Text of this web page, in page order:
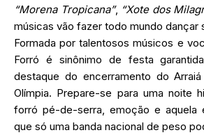
“Morena Tropicana”, “Xote dos
músicas vão fazer todo mundo dançar
Formada por talentosos músicos e
Forró é sinônimo de festa
destaque do encerramento do
Olímpia. Prepare-se para uma noite
forró pé-de-serra, emoção e aquela
que só uma banda nacional de peso